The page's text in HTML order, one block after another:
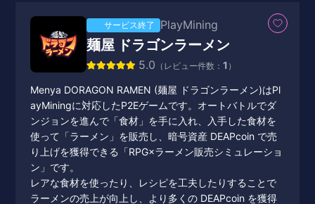
サービス終了 PlayMining
麺屋 ドラゴンラーメン
5.0 （レビュー件数： 1 ）
Menya DORAGON RAMEN (麺屋 ドラゴンラーメン)はPl
ayMiningに対応したP2Eゲームです。オートバトルでダ
ンジョンを進んで「食材」を手に入れ、入手した食材を
使って「ラーメン」を販売し、暗号資産 DEAPcoin で売
り上げを獲得できる「RPG×ラーメン販売シミュレーショ
ン」です。
レアな食材を使ったり、レシピを工夫したりすることで
ラーメンの売上が向上し、より多くの DEAPcoin を獲得